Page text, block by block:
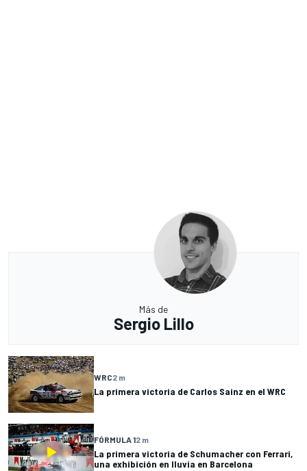
Más de
Sergio Lillo
WRC2 m
La primera victoria de Carlos Sainz en el WRC
FÓRMULA 12 m
La primera victoria de Schumacher con Ferrari,
una exhibición en lluvia en Barcelona